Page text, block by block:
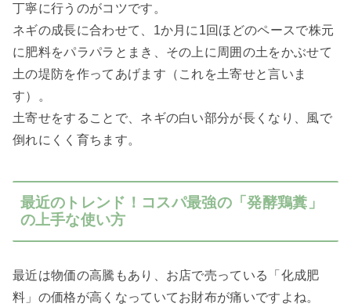
丁寧に行うのがコツです。
ネギの成長に合わせて、1か月に1回ほどのペースで株元
に肥料をパラパラとまき、その上に周囲の土をかぶせて
土の堤防を作ってあげます（これを土寄せと言いま
す）。
土寄せをすることで、ネギの白い部分が長くなり、風で
倒れにくく育ちます。
最近のトレンド！コスパ最強の「発酵鶏糞」
の上手な使い方
最近は物価の高騰もあり、お店で売っている「化成肥
料」の価格が高くなっていてお財布が痛いですよね。